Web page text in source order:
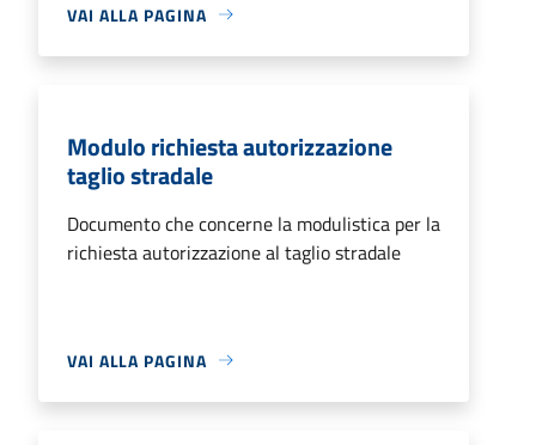
VAI ALLA PAGINA
Modulo richiesta autorizzazione
taglio stradale
Documento che concerne la modulistica per la
richiesta autorizzazione al taglio stradale
VAI ALLA PAGINA